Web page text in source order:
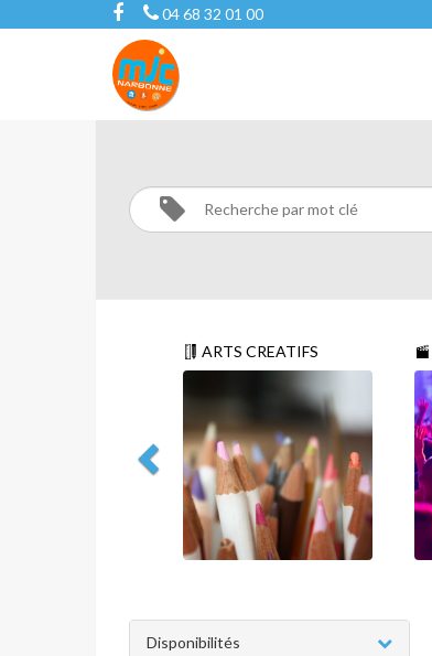
04 68 32 01 00
DANSE
/
DANSE
/ STAGES
ARTS CREATIFS
Disponibilités